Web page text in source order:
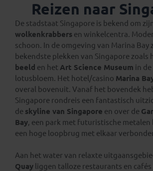
Reizen naar
De stadstaat Singapore is bekend om zijn
wolkenkrabbers en winkelcentra.
schoon. In de omgeving van Marina Bay
bekendste plekken van Singapore zoals
beeld en het Art Science Museum in
lotusbloem. Het hotel/casino Marina
overal bovenuit. Vanaf het bovendek
Singapore rondreis een fantastisch
de skyline van Singapore en over de
Bay, een park met futuristische metalen
een hoge loopbrug met elkaar
Aan het water van relaxte
Quay liggen talloze restaurants en